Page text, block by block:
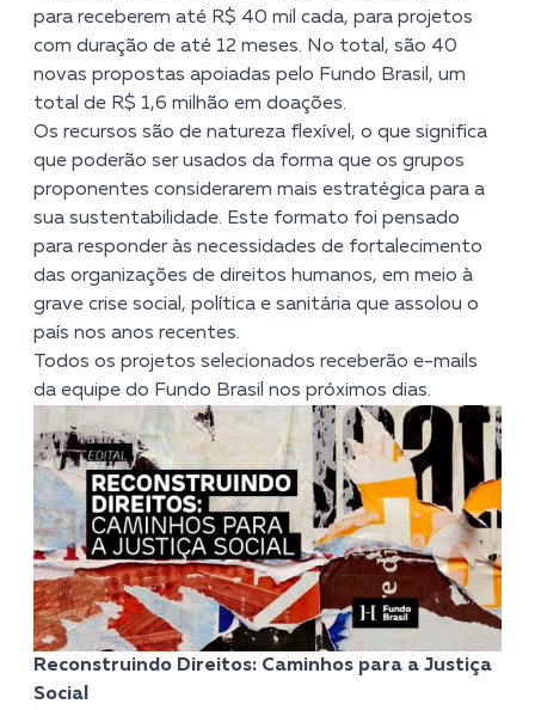
para receberem até R$ 40 mil cada, para projetos
com duração de até 12 meses. No total, são 40
novas propostas apoiadas pelo Fundo Brasil, um
total de R$ 1,6 milhão em doações.
Os recursos são de natureza flexível, o que significa
que poderão ser usados da forma que os grupos
proponentes considerarem mais estratégica para a
sua sustentabilidade. Este formato foi pensado
para responder às necessidades de fortalecimento
das organizações de direitos humanos, em meio à
grave crise social, política e sanitária que assolou o
país nos anos recentes.
Todos os projetos selecionados receberão e-mails
da equipe do Fundo Brasil nos próximos dias.
Reconstruindo Direitos: Caminhos para a Justiça
Social